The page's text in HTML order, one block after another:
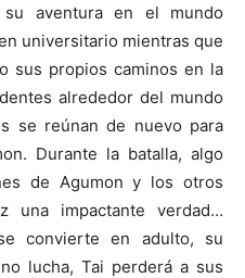
su aventura en el mundo
universitario mientras que
sus propios caminos en la
alrededor del mundo
se reúnan de nuevo para
Durante la batalla, algo
de Agumon y los otros
impactante verdad…
convierte en adulto, su
lucha, Tai perderá a sus